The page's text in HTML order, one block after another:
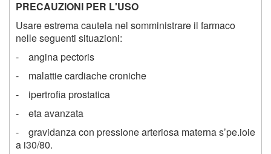
PRECAUZIONI PER L'USO
Usare estrema cautela nel somministrare il farmaco
nelle seguenti situazioni:
- angina pectoris
- malattie cardiache croniche
- ipertrofia prostatica
- eta avanzata
- gravidanza con pressione arteriosa materna s’pe.ioie
a i30/80.